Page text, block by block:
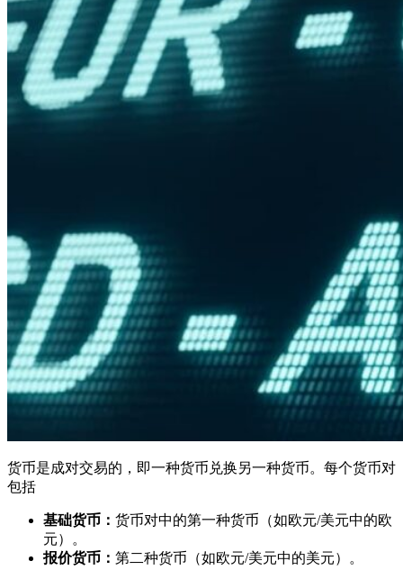
货币是成对交易的，即一种货币兑换另一种货币。每个货币对
包括
基础货币： 货币对中的第一种货币（如欧元/美元中的欧
元）。
报价货币： 第二种货币（如欧元/美元中的美元）。